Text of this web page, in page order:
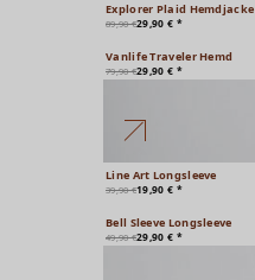
Explorer Plaid Hemdjacke
89,90 €29,90 € *
Vanlife Traveler Hemd
79,90 €29,90 € *
Line Art Longsleeve
39,90 €19,90 € *
Bell Sleeve Longsleeve
49,90 €29,90 € *